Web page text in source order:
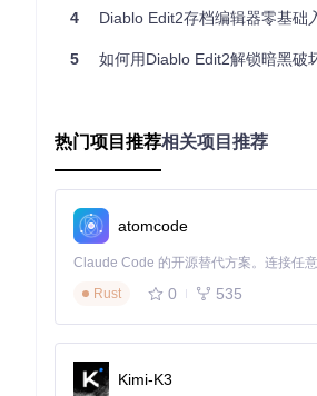
任务道具和特殊装备制作
技能树可视化配置
在"技能编辑"界面中，可通过拖拽操
环境准备与安装
克隆项目仓库：
编译生成可执行程序，默认输出
存档加载与基础修改
启动程序后通过"文件>打开"菜单
在"基础属性"标签页调整力量、敏
装备添加与定制
切换到"物品栏"标签页，点击"添
在物品库中选择装备类型，设置属
拖拽装备到角色物品栏指定位置，
4 Diablo Edit2存档编辑器零基础
5 如何用Diablo Edit2解锁暗黑破
热门项目推荐相关项目推荐
atomcode
Rust
0 535
Kimi-K3